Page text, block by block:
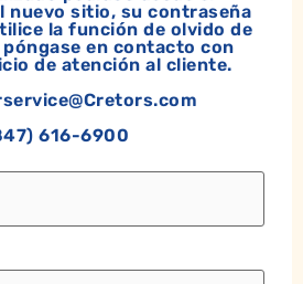
nuevo sitio, su contraseña
la función de olvido de
en contacto con
de atención al cliente.
616-6900